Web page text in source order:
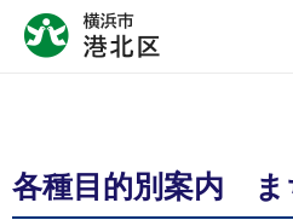
各種目的別案内 ま